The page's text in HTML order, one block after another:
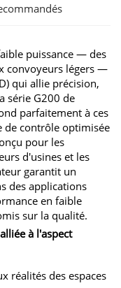
puissance — des
convoyeurs légers —
qui allie précision,
série G200 de
parfaitement à ces
de contrôle optimisée
pour les
d'usines et les
garantit un
des applications
en faible
sur la qualité.
à l'aspect
réalités des espaces